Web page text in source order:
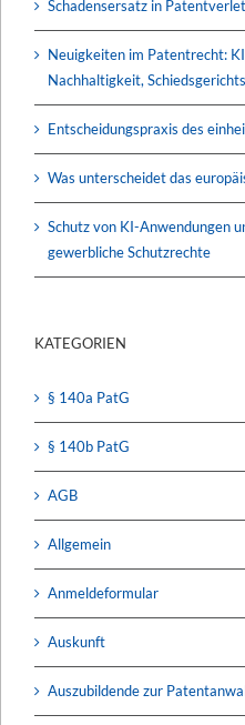
Schadensersatz in
Neuigkeiten im Patentrecht:
Nachhaltigkeit,
Entscheidungspraxis des
Was unterscheidet das
Schutz von KI-Anwendungen
gewerbliche Schutzrechte
KATEGORIEN
§ 140a PatG
§ 140b PatG
AGB
Allgemein
Anmeldeformular
Auskunft
Auszubildende zur